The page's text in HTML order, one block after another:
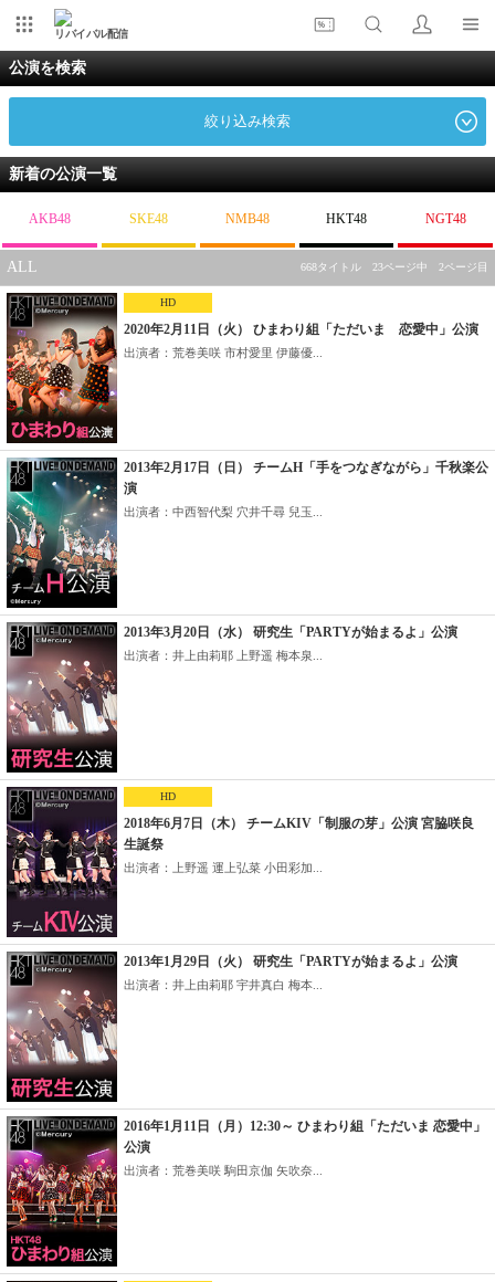
リバイバル配信
公演を検索
絞り込み検索
新着の公演一覧
AKB48 SKE48 NMB48 HKT48 NGT48
ALL 668タイトル 23ページ中 2ページ目
HD
2020年2月11日（火） ひまわり組「ただいま 恋愛中」公演
出演者：荒巻美咲 市村愛里 伊藤優...
2013年2月17日（日） チームH「手をつなぎながら」千秋楽公
演
出演者：中西智代梨 穴井千尋 兒玉...
2013年3月20日（水） 研究生「PARTYが始まるよ」公演
出演者：井上由莉耶 上野遥 梅本泉...
HD
2018年6月7日（木） チームKIV「制服の芽」公演 宮脇咲良
生誕祭
出演者：上野遥 運上弘菜 小田彩加...
2013年1月29日（火） 研究生「PARTYが始まるよ」公演
出演者：井上由莉耶 宇井真白 梅本...
2016年1月11日（月）12:30～ ひまわり組「ただいま 恋愛中」
公演
出演者：荒巻美咲 駒田京伽 矢吹奈...